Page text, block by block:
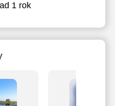
1 rok